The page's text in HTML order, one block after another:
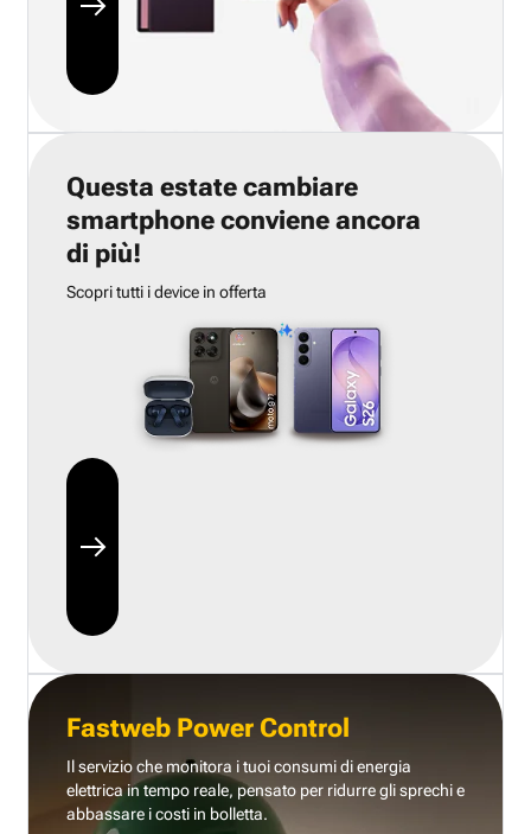
Questa estate cambiare
smartphone conviene ancora
di più!
Scopri tutti i device in offerta
Fastweb Power Control
Il servizio che monitora i tuoi consumi di energia
elettrica in tempo reale, pensato per ridurre gli sprechi e
abbassare i costi in bolletta.